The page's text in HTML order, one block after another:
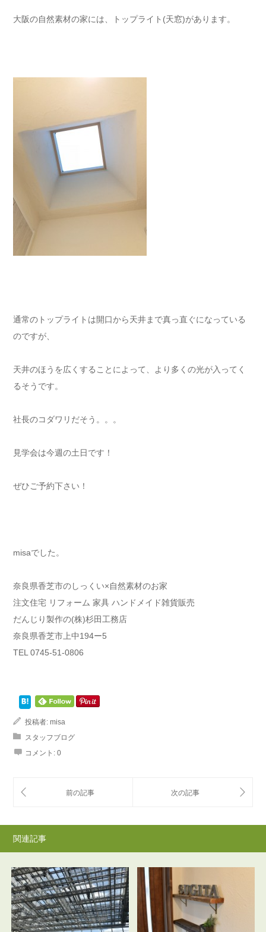
大阪の自然素材の家には、トップライト(天窓)があります。
通常のトップライトは開口から天井まで真っ直ぐになっている
のですが、
天井のほうを広くすることによって、より多くの光が入ってく
るそうです。
社長のコダワリだそう。。。
見学会は今週の土日です！
ぜひご予約下さい！
misaでした。
奈良県香芝市のしっくい×自然素材のお家
注文住宅 リフォーム 家具 ハンドメイド雑貨販売
だんじり製作の(株)杉田工務店
奈良県香芝市上中194ー5
TEL 0745-51-0806
投稿者: misa
スタッフブログ
コメント: 0
関連記事